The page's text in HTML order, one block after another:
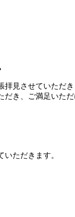
見させていただき
き、ご満足いただ
ただきます。